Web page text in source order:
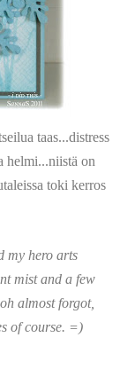
taas...distress
helmi...niistä on
toki kerros
my hero arts
mist and a few
almost forgot,
of course. =)